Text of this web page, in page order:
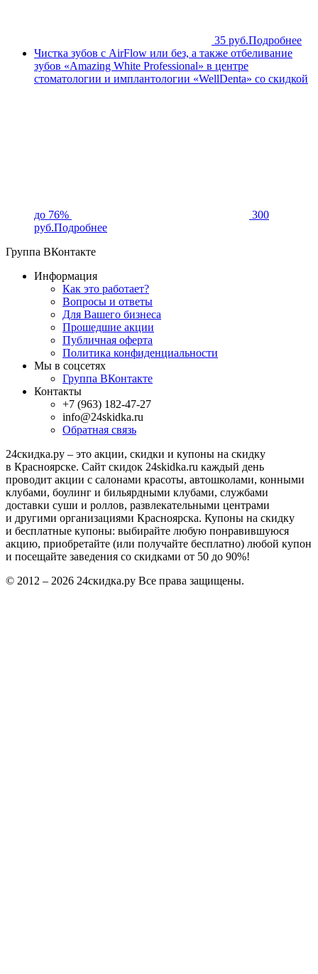
35 руб.Подробнее
Чистка зубов с AirFlow или без, а также отбеливание
зубов «Amazing White Professional» в центре
стоматологии и имплантологии «WellDenta» со скидкой
до 76%
300
руб.Подробнее
Группа ВКонтакте
Информация
Как это работает?
Вопросы и ответы
Для Вашего бизнеса
Прошедшие акции
Публичная оферта
Политика конфиденциальности
Мы в соцсетях
Группа ВКонтакте
Контакты
+7 (963) 182-47-27
info@24skidka.ru
Обратная связь
24скидка.ру – это акции, скидки и купоны на скидку
в Красноярске. Сайт скидок 24skidka.ru каждый день
проводит акции с салонами красоты, автошколами, конными
клубами, боулинг и бильярдными клубами, службами
доставки суши и роллов, развлекательными центрами
и другими организациями Красноярска. Купоны на скидку
и бесплатные купоны: выбирайте любую понравившуюся
акцию, приобретайте (или получайте бесплатно) любой купон
и посещайте заведения со скидками от 50 до 90%!
© 2012 – 2026 24скидка.ру Все права защищены.